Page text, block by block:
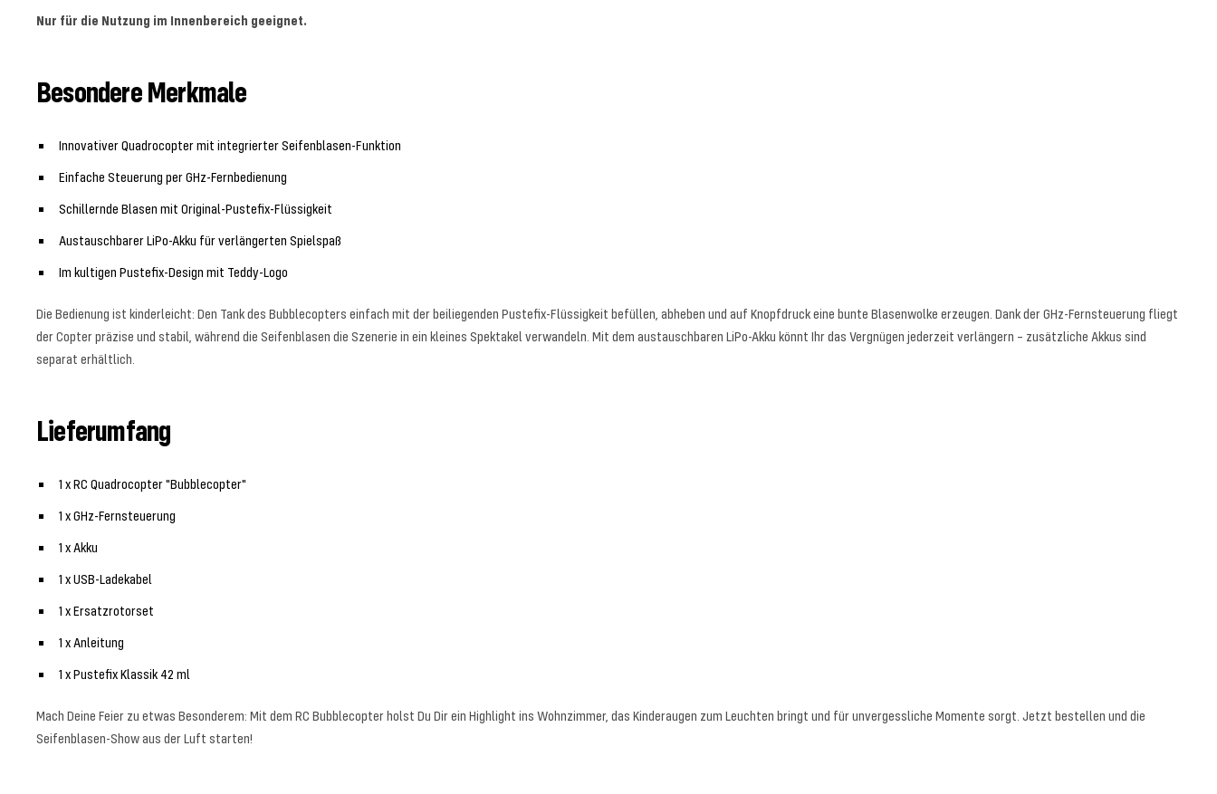
Nur für die Nutzung im Innenbereich geeignet.
Besondere Merkmale
Innovativer Quadrocopter mit integrierter Seifenblasen-Funktion
Einfache Steuerung per GHz-Fernbedienung
Schillernde Blasen mit Original-Pustefix-Flüssigkeit
Austauschbarer LiPo-Akku für verlängerten Spielspaß
Im kultigen Pustefix-Design mit Teddy-Logo
Die Bedienung ist kinderleicht: Den Tank des Bubblecopters einfach mit der beiliegenden Pustefix-Flüssigkeit befüllen, abheben und auf Knopfdruck eine bunte Blasenwolke erzeugen. Dank der GHz-Fernsteuerung fliegt
der Copter präzise und stabil, während die Seifenblasen die Szenerie in ein kleines Spektakel verwandeln. Mit dem austauschbaren LiPo-Akku könnt Ihr das Vergnügen jederzeit verlängern – zusätzliche Akkus sind
separat erhältlich.
Lieferumfang
1 x RC Quadrocopter "Bubblecopter"
1 x GHz-Fernsteuerung
1 x Akku
1 x USB-Ladekabel
1 x Ersatzrotorset
1 x Anleitung
1 x Pustefix Klassik 42 ml
Mach Deine Feier zu etwas Besonderem: Mit dem RC Bubblecopter holst Du Dir ein Highlight ins Wohnzimmer, das Kinderaugen zum Leuchten bringt und für unvergessliche Momente sorgt. Jetzt bestellen und die
Seifenblasen-Show aus der Luft starten!